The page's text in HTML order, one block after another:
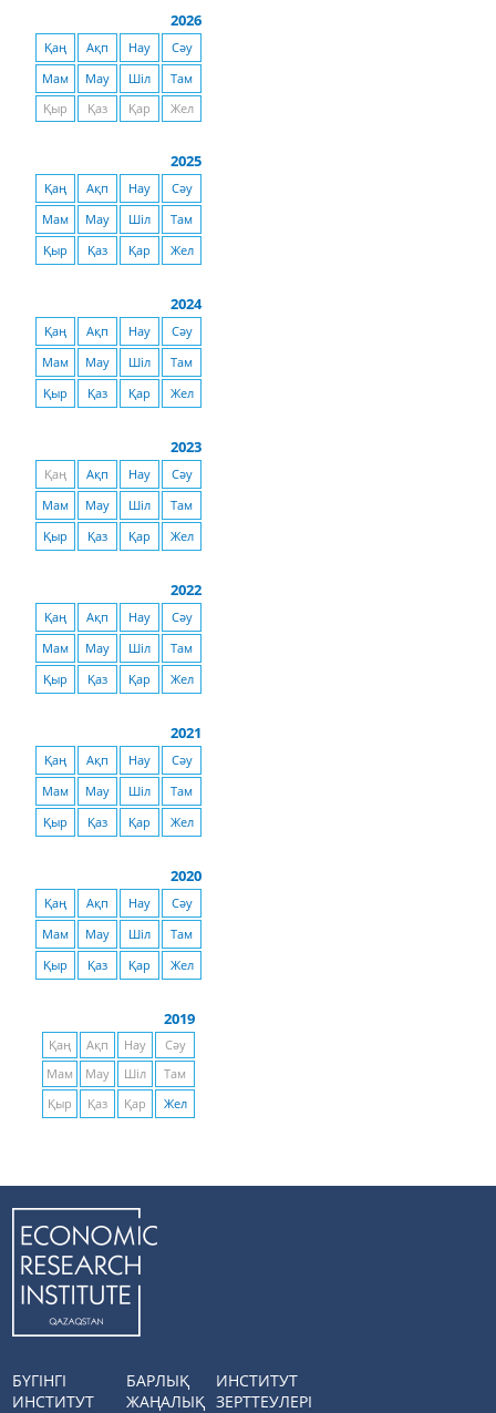
2026
Қаң Ақп Нау
Сәу
Мам
Мау Шіл
Там
Қыр
Қаз Қар Жел
2025
Қаң Ақп Нау
Сәу
Мам
Мау Шіл
Там
Қыр
Қаз Қар Жел
2024
Қаң Ақп Нау
Сәу
Мам
Мау Шіл
Там
Қыр
Қаз Қар Жел
2023
Қаң Ақп Нау
Сәу
Мам
Мау Шіл
Там
Қыр
Қаз Қар Жел
2022
Қаң Ақп Нау
Сәу
Мам
Мау Шіл
Там
Қыр
Қаз Қар Жел
2021
Қаң Ақп Нау
Сәу
Мам
Мау Шіл
Там
Қыр
Қаз Қар Жел
2020
Қаң Ақп Нау
Сәу
Мам
Мау Шіл
Там
Қыр
Қаз Қар Жел
2019
Қаң Ақп Нау
Сәу
Мам
Мау Шіл
Там
Қыр
Қаз Қар Жел
БҮГІНГІ
ИНСТИТУТ
БАРЛЫҚ
ЖАҢАЛЫҚ
ИНСТИТУТ
ЗЕРТТЕУЛЕРІ